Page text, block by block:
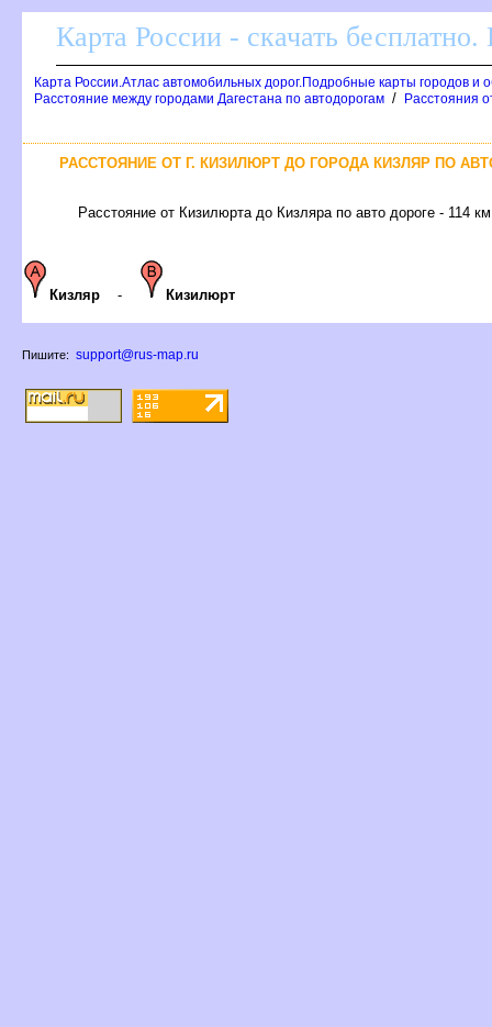
Карта России - скачать
Карта России.Атлас автомобильных дорог.Подробные карты городов и
Расстояние между городами Дагестана по автодорогам / Расстояния
РАССТОЯНИЕ ОТ Г. КИЗИЛЮРТ ДО ГОРОДА КИЗЛЯР ПО
Расстояние от Кизилюрта до Кизляра по авто дороге - 114 км
Кизляр - Кизилюрт
Пишите: support@rus-map.ru